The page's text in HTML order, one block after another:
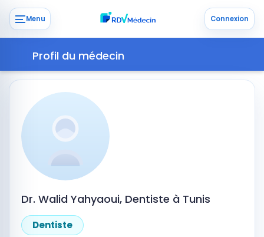
Menu Connexion
Profil du médecin
Dr. Walid Yahyaoui, Dentiste à Tunis
Dentiste